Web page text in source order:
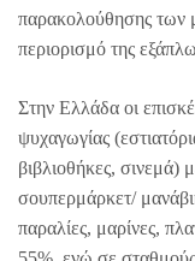
παρακολούθησης των
περιορισμό της
Στην Ελλάδα οι
ψυχαγωγίας
βιβλιοθήκες,
σουπερμάρκετ/
παραλίες, μαρίνες,